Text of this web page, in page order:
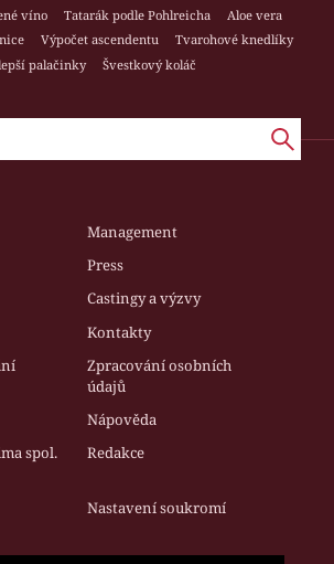
víno Tatarák podle Pohlreicha
Aloe vera
Výpočet ascendentu
Tvarohové knedlíky
palačinky
Švestkový koláč
Management
Press
Castingy a výzvy
Kontakty
Zpracování osobních
údajů
Nápověda
spol.
Redakce
Nastavení soukromí